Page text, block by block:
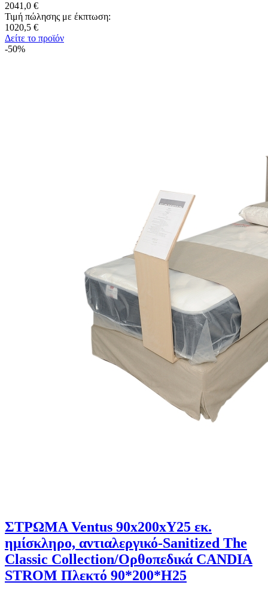
2041,0 €
Τιμή πώλησης με έκπτωση:
1020,5 €
Δείτε το προϊόν
-50%
ΣΤΡΩΜΑ Ventus 90x200xΥ25 εκ.
ημίσκληρο, αντιαλεργικό-Sanitized The
Classic Collection/Ορθοπεδικά CANDIA
STROM Πλεκτό 90*200*H25